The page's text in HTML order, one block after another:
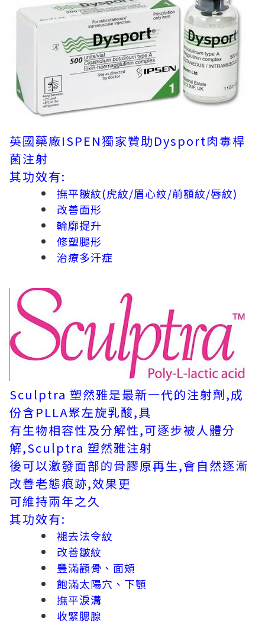
英國藥廠ISPEN獨家贊助Dysport肉毒桿
菌注射
其功效有:
撫平皺紋(虎紋/眉心紋/前額紋/唇紋)
改善面形
輪廓提升
修塑腿形
治療多汗症
Sculptra 塑然雅是最新一代的注射劑,成
份含PLLA聚左旋乳酸,具
有生物相容性及分解性,可逐步被人體分
解,Sculptra 塑然雅注射
後可以激發面部的骨膠原再生,會自然逐漸
改善老態痕跡,效果更
可維持兩年之久
其功效有:
褪去法令紋
改善皺紋
豐滿顴骨、面頰
飽滿太陽穴、下顎
撫平淚溝
收緊腮腺